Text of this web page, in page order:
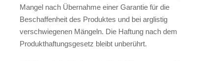
Mangel nach Übernahme einer Garantie für die
Beschaffenheit des Produktes und bei arglistig
verschwiegenen Mängeln. Die Haftung nach dem
Produkthaftungsgesetz bleibt unberührt.